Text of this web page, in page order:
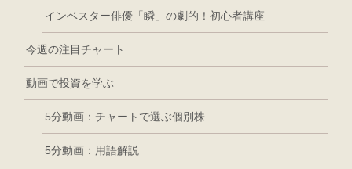
インベスター俳優「瞬」の劇的！初心者講座
今週の注目チャート
動画で投資を学ぶ
5分動画：チャートで選ぶ個別株
5分動画：用語解説